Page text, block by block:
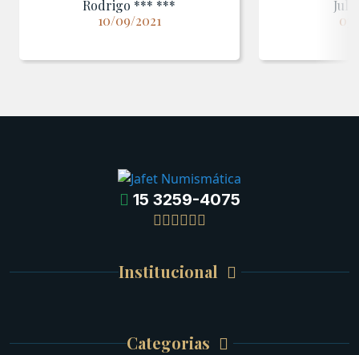
Rodrigo *** ***
10/09/2021
03/
15 3259-4075
Institucional
Meus Pedidos
Carrinho de Compra
Atendimento
Categorias
Gregas
Byzantinas
Bíblicas
Ouro